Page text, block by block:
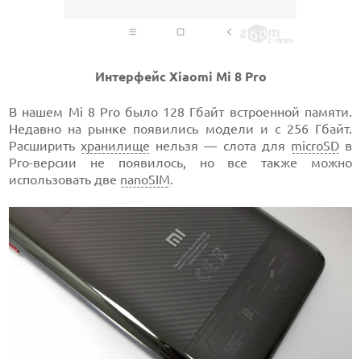
Интерфейс Xiaomi Mi 8 Pro
В нашем Mi 8 Pro было 128 Гбайт встроенной памяти.
Недавно на рынке появились модели и с 256 Гбайт.
Расширитьхранилище нельзя — слота для microSDв
Pro-версии не появилось, но все также можно
использовать две nanoSIM.